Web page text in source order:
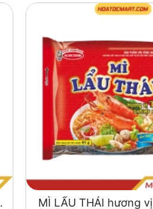
MÌ LẨU THÁI hương